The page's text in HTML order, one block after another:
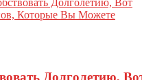
Долголетию,